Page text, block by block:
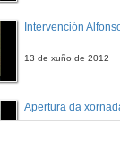
Intervención
13 de xuño de 2012